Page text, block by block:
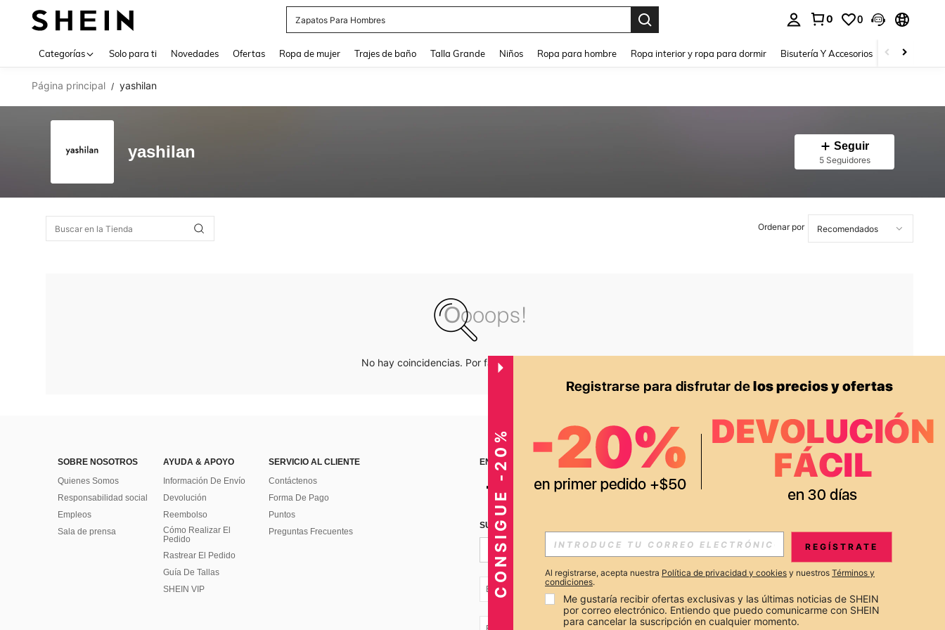
Zapatos Para Hombres
0 0
Categorías Solo para ti Novedades Ofertas Ropa de mujer Trajes de baño Talla Grande Niños Ropa para hombre Ropa interior y ropa para dormir Bisutería Y Accesorios Zapatos
Página principal / yashilan
yashilan Seguir
5 Seguidores
Ordenar por
No hay coincidencias. Por favor inténtalo de nuevo.
SOBRE NOSOTROS
Quienes Somos
Responsabilidad social
Empleos
Sala de prensa
AYUDA & APOYO
Información De Envío
Devolución
Reembolso
Cómo Realizar El
Pedido
Rastrear El Pedido
Guía De Tallas
SHEIN VIP
SERVICIO AL CLIENTE
Contáctenos
Forma De Pago
Puntos
Preguntas Frecuentes
ENCUÉNTRANOS EN APP
SUSCRÍBETE PARA RECIBIR OFERTAS EXCLUSIVAS, PROMOCIONES Y NOTICIAS DE SHEIN
Suscribir
EC + 593
CONSIGUE -20% REGÍSTRATE
Al registrarse, acepta nuestra Política de privacidad y cookies y nuestros Términos y
condiciones.
Me gustaría recibir ofertas exclusivas y las últimas noticias de SHEIN
por correo electrónico. Entiendo que puedo comunicarme con SHEIN
para cancelar la suscripción en cualquier momento.